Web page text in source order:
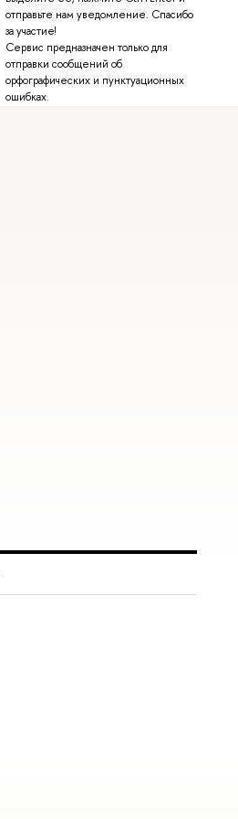
отправьте нам уведомление. Спасибо
за участие!
Сервис предназначен только для
отправки сообщений об
орфографических и пунктуационных
ошибках.